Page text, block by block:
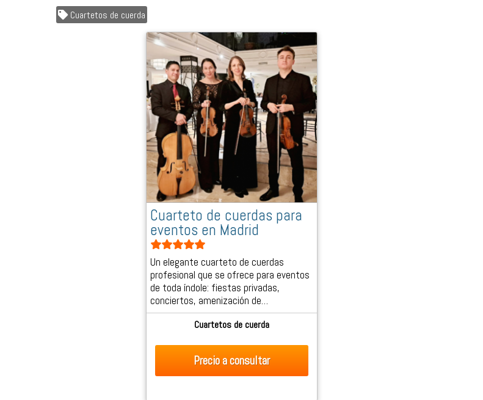
Cuartetos de cuerda
Cuarteto de cuerdas para
eventos en Madrid
Un elegante cuarteto de cuerdas
profesional que se ofrece para eventos
de toda índole: fiestas privadas,
conciertos, amenización de…
Cuartetos de cuerda
Precioa consultar